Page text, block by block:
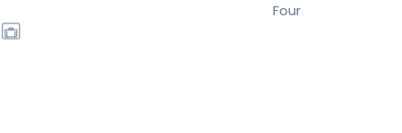
Four